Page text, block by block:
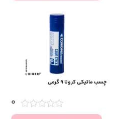
چسب ماتیکی کرونا ۹ گرمی
0